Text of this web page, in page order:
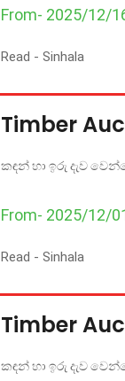
From- 2025/12/
Read - Sinhala
Timber
කඳන් හා ඉරු දැව
From- 2025/12/
Read - Sinhala
Timber
කඳන් හා ඉරු දැව